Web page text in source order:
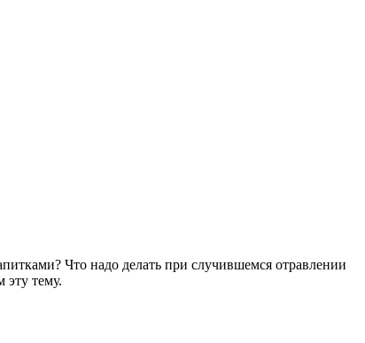
Что надо делать при случившемся отравлении
эту тему.